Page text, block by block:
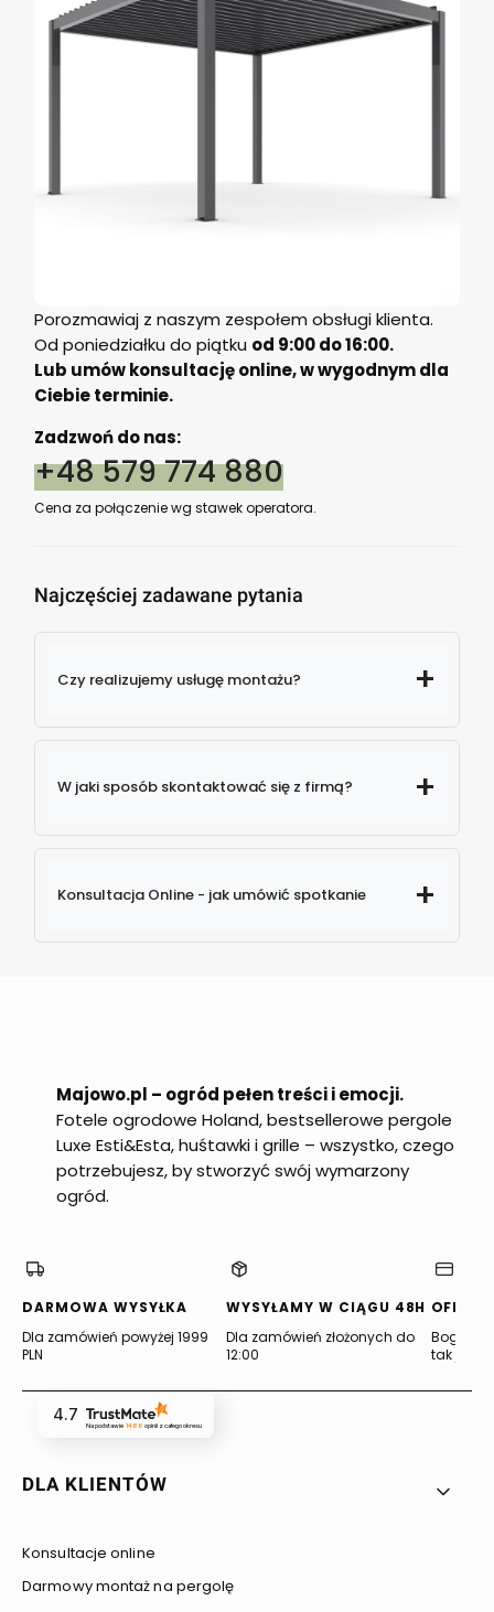
Porozmawiaj z naszym zespołem obsługi klienta.
Od poniedziałku do piątku od 9:00 do 16:00.
Lub umów konsultację online, w wygodnym dla
Ciebie terminie.
Zadzwoń do nas:
+48 579 774 880
Cena za połączenie wg stawek operatora.
Najczęściej zadawane pytania
Czy realizujemy usługę montażu?
W jaki sposób skontaktować się z firmą?
579
Konsultacja Online - jak umówić spotkanie
Majowo.pl – ogród pełen treści i emocji.
Fotele ogrodowe Holand, bestsellerowe pergole
Luxe Esti&Esta, huśtawki i grille – wszystko, czego
potrzebujesz, by stworzyć swój wymarzony
ogród.
DARMOWA WYSYŁKA
Dla zamówień powyżej 1999
PLN
WYSYŁAMY W CIĄGU 48H
Dla zamówień złożonych do
12:00
Bogata
tak jak
4.7
Na podstawie 1486 opinii z całego okresu
Linki w stopce
DLA KLIENTÓW
Konsultacje online
Darmowy montaż na pergolę